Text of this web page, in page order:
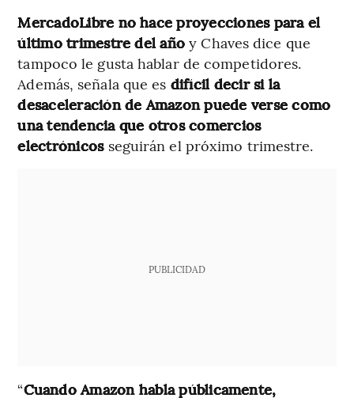
MercadoLibre no hace proyecciones para el
último trimestre del año y Chaves dice que
tampoco le gusta hablar de competidores.
Además, señala que es difícil decir si la
desaceleración de Amazon puede verse como
una tendencia que otros comercios
electrónicos seguirán el próximo trimestre.
PUBLICIDAD
“Cuando Amazon habla públicamente,